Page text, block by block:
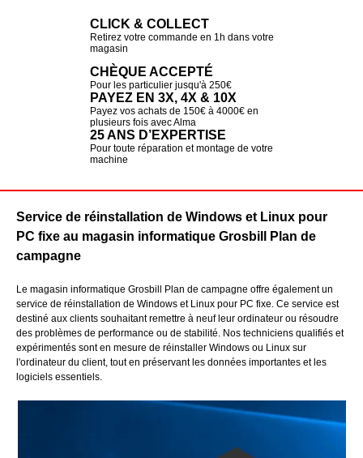
CLICK & COLLECT
Retirez votre commande en 1h dans votre
magasin
CHÈQUE ACCEPTÉ
Pour les particulier jusqu'à 250€
PAYEZ EN 3X, 4X & 10X
Payez vos achats de 150€ à 4000€ en
plusieurs fois avec Alma
25 ANS D’EXPERTISE
Pour toute réparation et montage de votre
machine
Service de réinstallation de Windows et Linux pour
PC fixe au magasin informatique Grosbill Plan de
campagne
Le magasin informatique Grosbill Plan de campagne offre également un
service de réinstallation de Windows et Linux pour PC fixe. Ce service est
destiné aux clients souhaitant remettre à neuf leur ordinateur ou résoudre
des problèmes de performance ou de stabilité. Nos techniciens qualifiés et
expérimentés sont en mesure de réinstaller Windows ou Linux sur
l'ordinateur du client, tout en préservant les données importantes et les
logiciels essentiels.